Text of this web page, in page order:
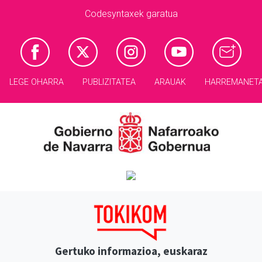
Codesyntaxek garatua
LEGE OHARRA PUBLIZITATEA ARAUAK
Gertuko informazioa, euskaraz